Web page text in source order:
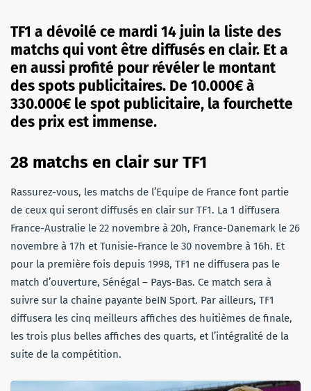
TF1 a dévoilé ce mardi 14 juin la liste des
matchs qui vont être diffusés en clair. Et a
en aussi profité pour révéler le montant
des spots publicitaires. De 10.000€ à
330.000€ le spot publicitaire, la fourchette
des prix est immense.
28 matchs en clair sur TF1
Rassurez-vous, les matchs de l’Equipe de France font partie
de ceux qui seront diffusés en clair sur TF1. La 1 diffusera
France-Australie le 22 novembre à 20h, France-Danemark le 26
novembre à 17h et Tunisie-France le 30 novembre à 16h. Et
pour la première fois depuis 1998, TF1 ne diffusera pas le
match d’ouverture, Sénégal – Pays-Bas. Ce match sera à
suivre sur la chaine payante beIN Sport. Par ailleurs, TF1
diffusera les cinq meilleurs affiches des huitièmes de finale,
les trois plus belles affiches des quarts, et l’intégralité de la
suite de la compétition.